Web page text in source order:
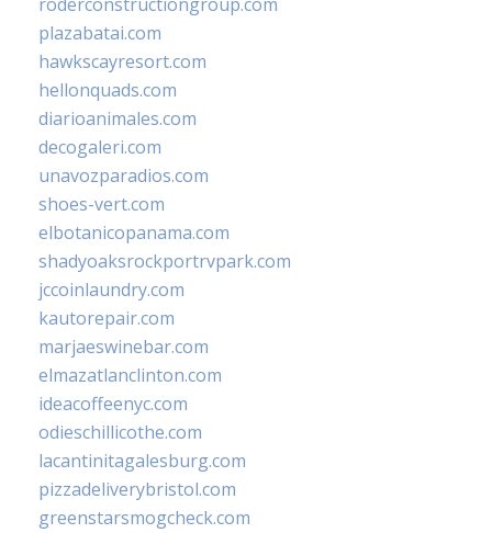
plazabatai.com
hawkscayresort.com
hellonquads.com
diarioanimales.com
decogaleri.com
unavozparadios.com
shoes-vert.com
elbotanicopanama.com
shadyoaksrockportrvpark.com
jccoinlaundry.com
kautorepair.com
marjaeswinebar.com
elmazatlanclinton.com
ideacoffeenyc.com
odieschillicothe.com
lacantinitagalesburg.com
pizzadeliverybristol.com
greenstarsmogcheck.com